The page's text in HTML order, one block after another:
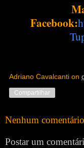
Facebook:
Adriano Cavalcanti on
Compartilhar
Nenhum
Postar um